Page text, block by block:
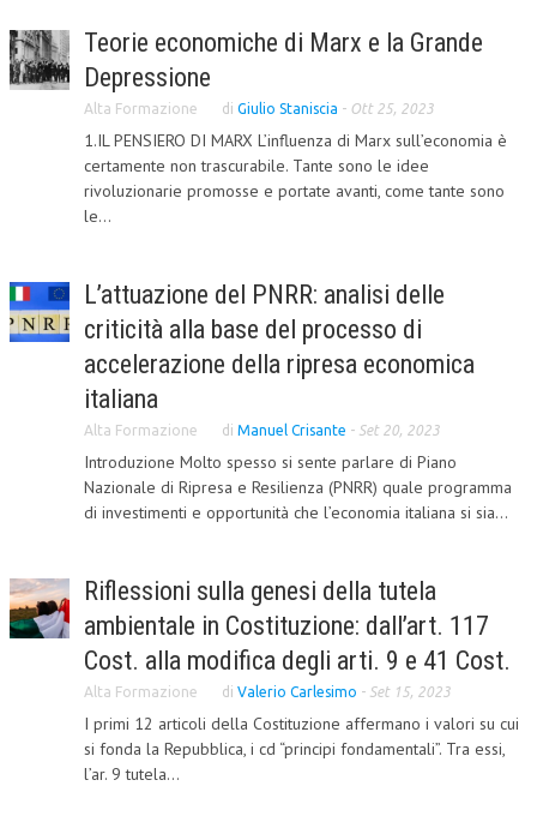
CODICE ETICO
AUTORI
COLLABORA CON NOI
ECONOMIA
CORPORATE SOCIAL RESPONSIBILITY
INTERNAZIONALIZZAZIONE
HUMAN RESOURCES
RISORSE UMANE
TREASURY IN FINANCIAL SERVICES
SVILUPPO SOSTENIBILE
PERSONA E CITTÀ
L’UMANISTA
DIRITTO
DIRITTO PENALE D’IMPRESA
Teorie economiche di Marx e la Grande
Depressione
Alta Formazione di Giulio Staniscia - Ott 25, 2023
1.IL PENSIERO DI MARX L’influenza di Marx sull’economia è
certamente non trascurabile. Tante sono le idee
rivoluzionarie promosse e portate avanti, come tante sono
le...
L’attuazione del PNRR: analisi delle
criticità alla base del processo di
accelerazione della ripresa economica
italiana
Alta Formazione di Manuel Crisante - Set 20, 2023
Introduzione Molto spesso si sente parlare di Piano
Nazionale di Ripresa e Resilienza (PNRR) quale programma
di investimenti e opportunità che l’economia italiana si sia...
Riflessioni sulla genesi della tutela
ambientale in Costituzione: dall’art. 117
Cost. alla modifica degli arti. 9 e 41 Cost.
Alta Formazione di Valerio Carlesimo - Set 15, 2023
I primi 12 articoli della Costituzione affermano i valori su cui
si fonda la Repubblica, i cd “principi fondamentali”. Tra essi,
l’ar. 9 tutela...